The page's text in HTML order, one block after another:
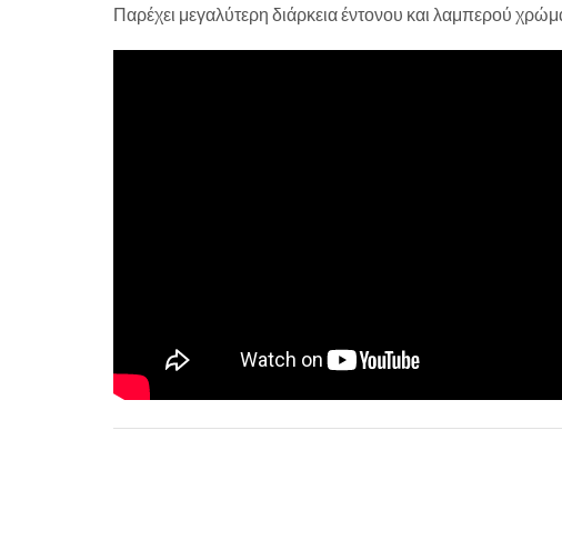
Παρέχει μεγαλύτερη διάρκεια έντονου και λαμπερού